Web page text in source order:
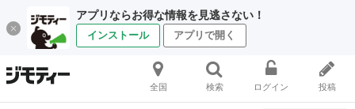
アプリならお得な情報を見逃さない！
インストール アプリで開く
全国 検索 ログイン 投稿